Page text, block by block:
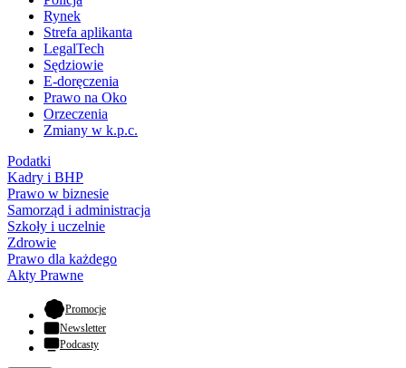
Rynek
Strefa aplikanta
LegalTech
Sędziowie
E-doręczenia
Prawo na Oko
Orzeczenia
Zmiany w k.p.c.
Podatki
Kadry i BHP
Prawo w biznesie
Samorząd i administracja
Szkoły i uczelnie
Zdrowie
Prawo dla każdego
Akty Prawne
Promocje- otwiera się w nowej karcie
Newsletter
Podcasty